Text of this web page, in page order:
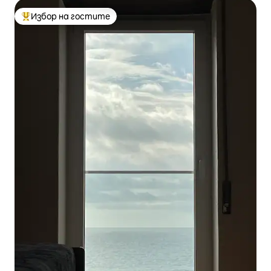
Най-популярен избор на гостите
Избор на гостите